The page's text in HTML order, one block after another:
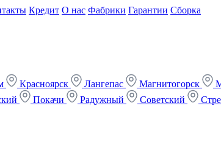
Кредит О нас Фабрики Гарантии Сборка
Красноярск Лангепас Магнитогорск
Покачи Радужный Советский